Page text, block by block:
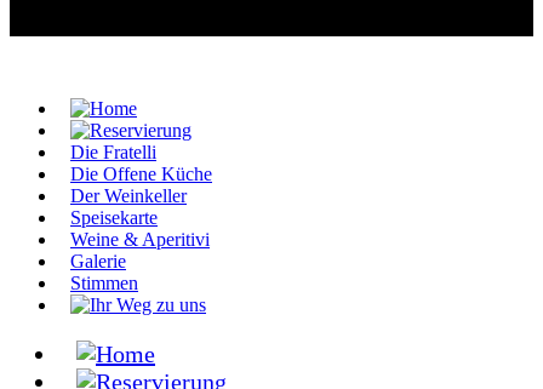
Die Fratelli
Die Offene Küche
Der Weinkeller
Speisekarte
Weine & Aperitivi
Galerie
Stimmen